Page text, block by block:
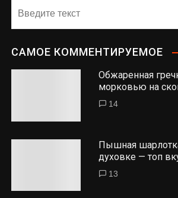
САМОЕ КОММЕНТИРУЕМОЕ
Обжаренная
морковью на
14
Пышная
духовке — топ
13